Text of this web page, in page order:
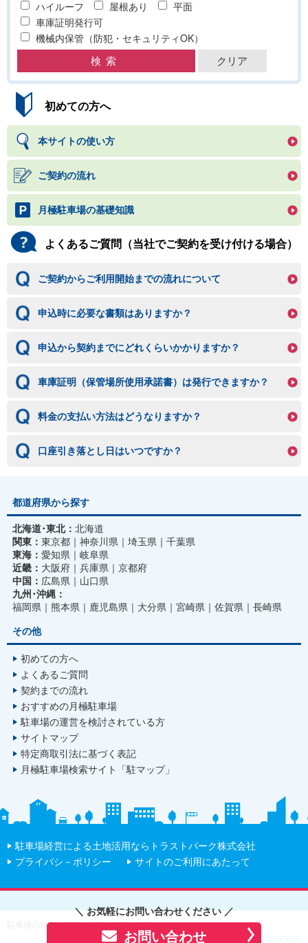
ハイルーフ
屋根あり
平面
車庫証明発行可
機械内保管（防犯・セキュリティOK）
初めての方へ
本サイトの使い方
ご契約の流れ
月極駐車場の基礎知識
よくあるご質問（当社でご契約を受け付ける場合）
ご契約からご利用開始までの流れについて
申込時に必要な書類はありますか？
申込から契約までにどれくらいかかりますか？
車庫証明（保管場所使用承諾書）は発行できますか？
料金の支払い方法はどうなりますか？
口座引き落とし日はいつですか？
＼ お気軽にお問い合わせください ／
お問い合わせ
都道府県から探す
北海道･東北： 北海道
関東： 東京都 神奈川県 埼玉県
千葉県
東海： 愛知県
岐阜県
近畿： 大阪府 兵庫県
京都府
中国： 広島県
山口県
九州･沖縄：
福岡県
熊本県 鹿児島県 大分県 宮崎県 佐賀県
長崎県
その他
初めての方へ
よくあるご質問
契約までの流れ
おすすめの月極駐車場
駐車場の運営を検討されている方
サイトマップ
特定商取引法に基づく表記
月極駐車場検索サイト「駐マップ」
駐車場経営による土地活用ならトラストパーク株式会社
プライバシ－ポリシー
サイトのご利用にあたって
駐車場の経営、管理・運営・検索・紹介のことならトラストパーク
Copyright (C) TRUST PARK Co., Ltd ALL Rights Reserved.